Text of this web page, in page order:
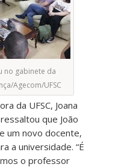
no gabinete da
Agecom/UFSC
da UFSC, Joana
que João
um novo docente,
a universidade. “É
o professor